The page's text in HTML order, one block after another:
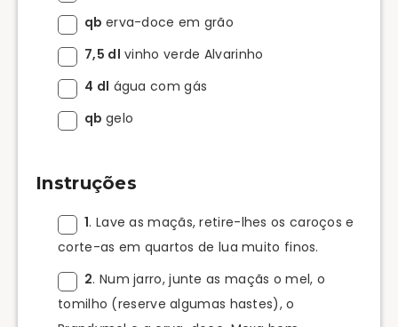
qb erva-doce em grão
7,5 dl vinho verde Alvarinho
4 dl água com gás
qb gelo
Instruções
1. Lave as maçãs, retire-lhes os caroços e
corte-as em quartos de lua muito finos.
2. Num jarro, junte as maçãs o mel, o
tomilho (reserve algumas hastes), o